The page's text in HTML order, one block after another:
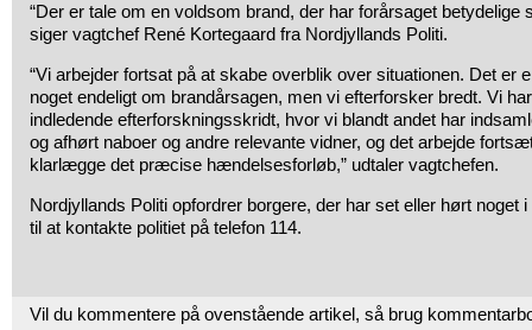
“Der er tale om en voldsom brand, der har forårsaget betydelige
siger vagtchef René Kortegaard fra Nordjyllands Politi.
“Vi arbejder fortsat på at skabe overblik over situationen. Det er
noget endeligt om brandårsagen, men vi efterforsker bredt. Vi
indledende efterforskningsskridt, hvor vi blandt andet har
og afhørt naboer og andre relevante vidner, og det arbejde
klarlægge det præcise hændelsesforløb,” udtaler vagtchefen.
Nordjyllands Politi opfordrer borgere, der har set eller hørt noget
til at kontakte politiet på telefon 114.
Vil du kommentere på ovenstående artikel, så brug